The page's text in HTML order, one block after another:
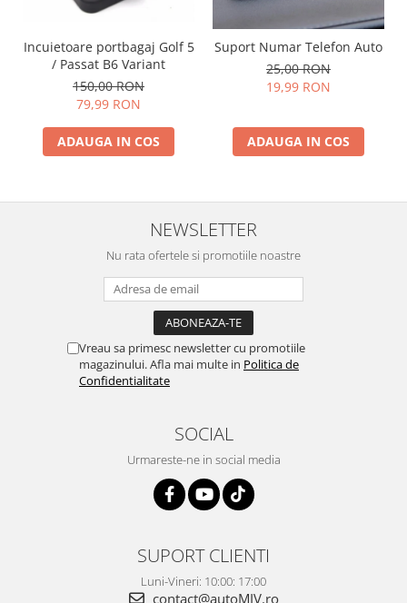
Incuietoare portbagaj Golf 5
/ Passat B6 Variant
150,00 RON
79,99 RON
ADAUGA IN COS
Suport Numar Telefon Auto
25,00 RON
19,99 RON
ADAUGA IN COS
NEWSLETTER
Nu rata ofertele si promotiile noastre
Vreau sa primesc newsletter cu promotiile
magazinului. Afla mai multe in Politica de
Confidentialitate
SOCIAL
Urmareste-ne in social media
SUPORT CLIENTI
Luni-Vineri: 10:00: 17:00
contact@autoMIV.ro